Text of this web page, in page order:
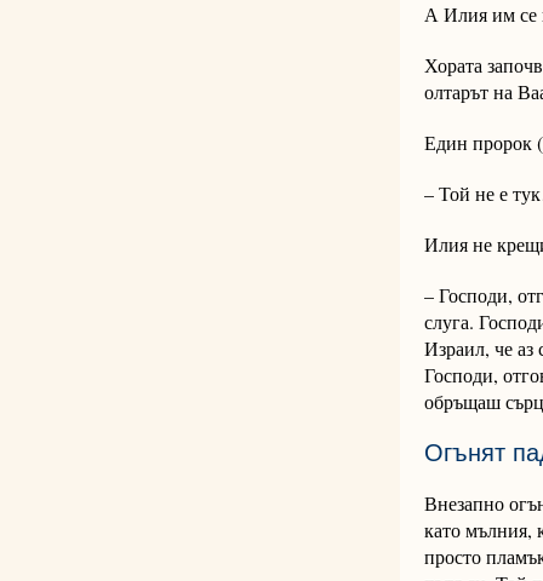
А Илия им се
Хората
олтарът на
Един пророк
– Той не е
Илия не
– Господи,
слуга.
Израил, че
Господи,
обръщаш
Огънят
Внезапно
като мълния,
просто